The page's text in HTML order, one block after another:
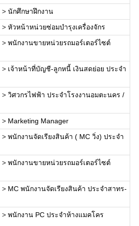
> นักศึกษาฝึกงาน
> หัวหน้าหน่วยซ่อมบำรุงเครื่องจักร
> พนักงานขายหน่วยรถมอร์เตอร์ไซต์
> เจ้าหน้าที่บัญชี-ลูกหนี้ เงินสดย่อย ประจำ
> วิศวกรไฟฟ้า ประจำโรงงานอมตะนคร /
> Marketing Manager
> พนักงานจัดเรียงสินค้า ( MC วิ่ง) ประจำ
> พนักงานขายหน่วยรถมอร์เตอร์ไซต์
> MC พนักงานจัดเรียงสินค้า ประจำสาทร-
> พนักงาน PC ประจำห้างแมคโคร